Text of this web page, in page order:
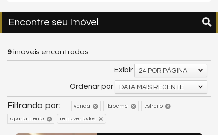
Encontre seu Imóvel
9imóveis encontrados
Exibir 24 POR PÁGINA
Ordenar por DATA MAIS RECENTE
Filtrando por: venda itapema estreito
apartamento remover todos